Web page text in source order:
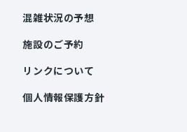
混雑状況の予想
施設のご予約
リンクについて
個人情報保護方針